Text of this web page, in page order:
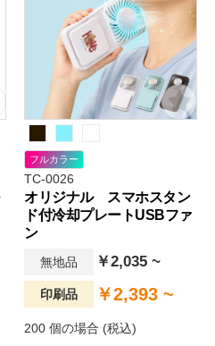
フルカラー
TC-0026
オリジナル スマホスタン
ド付冷却プレートUSBファ
ン
無地品 ￥2,035 ~
印刷品 ￥2,393 ~
200 個の場合 (税込)